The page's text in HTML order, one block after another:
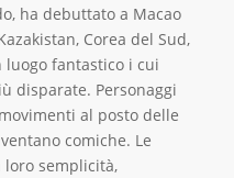
ha debuttato a Macao
Corea del Sud,
luogo fantastico i cui
disparate. Personaggi
al posto delle
comiche. Le
semplicità,